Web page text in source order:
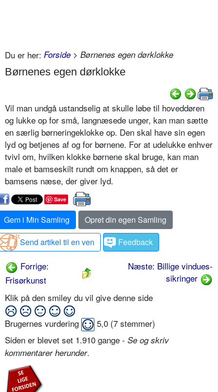
Du er her: Forside > Børnenes egen dørklokke
Børnenes egen dørklokke
Vil man undgå ustandselig at skulle løbe til hoveddøren
og lukke op for små, langnæsede unger, kan man sætte
en særlig børneringeklokke op. Den skal have sin egen
lyd og betjenes af og for børnene. For at udelukke enhver
tvivl om, hvilken klokke børnene skal bruge, kan man
male et bamseskilt rundt om knappen, så det er
bamsens næse, der giver lyd.
Save
Gem i Min Samling
Opret din egen Samling
Send artikel til en ven
Feedback
Forrige:
Frisørkunst
Næste: Billige vindues-
sikringer
Klik på den smiley du vil give denne side
Brugernes vurdering 5,0 (7 stemmer)
Siden er blevet set 1.910 gange - Se og skriv
kommentarer herunder.